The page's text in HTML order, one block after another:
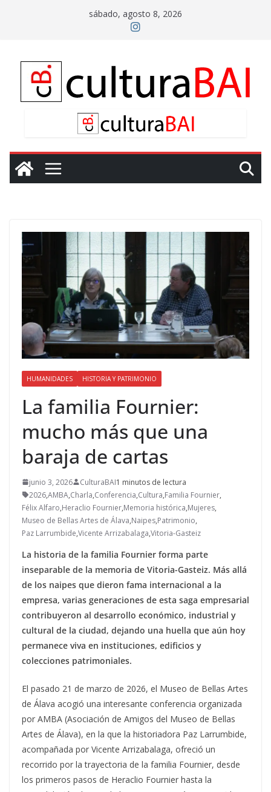
sábado, agosto 8, 2026
HUMANIDADES HISTORIA Y PATRIMONIO
La familia Fournier:
mucho más que una
baraja de cartas
junio 3, 2026 CulturaBAI1 minutos de lectura
2026,AMBA,Charla,Conferencia,Cultura,Familia Fournier,
Félix Alfaro,Heraclio Fournier,Memoria histórica,Mujeres,
Museo de Bellas Artes de Álava,Naipes,Patrimonio,
Paz Larrumbide,Vicente Arrizabalaga,Vitoria-Gasteiz
La historia de la familia Fournier forma parte
inseparable de la memoria de Vitoria-Gasteiz. Más allá
de los naipes que dieron fama internacional a la
empresa, varias generaciones de esta saga empresarial
contribuyeron al desarrollo económico, industrial y
cultural de la ciudad, dejando una huella que aún hoy
permanece viva en instituciones, edificios y
colecciones patrimoniales.
El pasado 21 de marzo de 2026, el Museo de Bellas Artes
de Álava acogió una interesante conferencia organizada
por AMBA (Asociación de Amigos del Museo de Bellas
Artes de Álava), en la que la historiadora Paz Larrumbide,
acompañada por Vicente Arrizabalaga, ofreció un
recorrido por la trayectoria de la familia Fournier, desde
los primeros pasos de Heraclio Fournier hasta la